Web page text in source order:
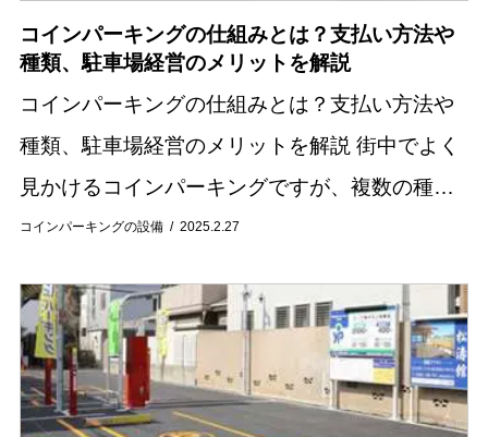
コインパーキングの設備 2025.2.27
コインパーキングの仕組みとは？支払い方法や
種類、駐車場経営のメリットを解説
コインパーキングの仕組みとは？支払い方法や
種類、駐車場経営のメリットを解説 街中でよく
見かけるコインパーキングですが、複数の種類
があることをご存じでしょうか。 「空いている
金を支...